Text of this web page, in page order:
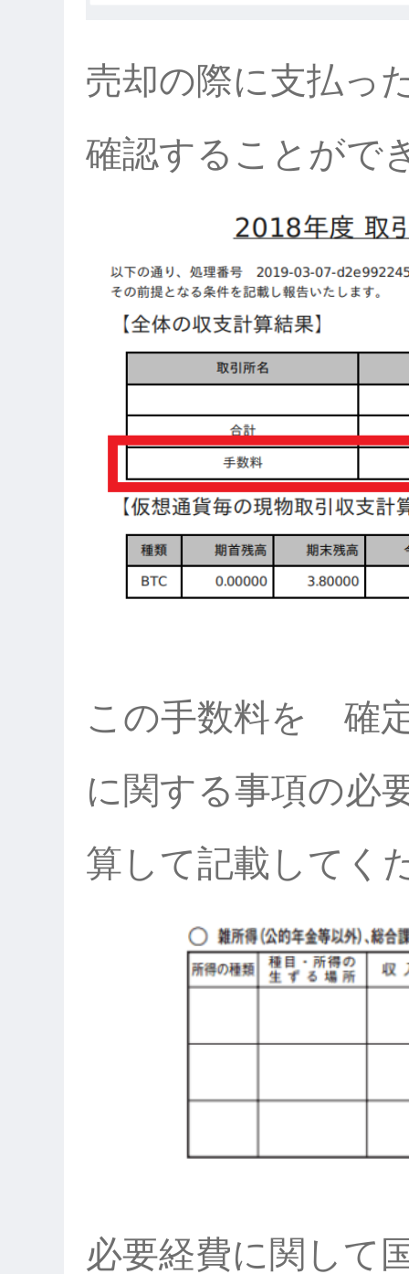
売却の際に支払っ
確認することがで
この手数料を 確
に関する事項の必
算して記載してく
必要経費に関して